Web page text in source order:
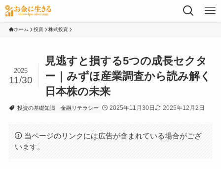
ホーム 投資 株式投資
見逃すと損する5つの成長セクタ
ー｜みずほ産業調査から読み解く
日本株の未来
2025
11/30
投資の基礎知識 金融リテラシー 2025年11月30日 2025年12月2日
当ページのリンクには広告が含まれている場合がござ
います。